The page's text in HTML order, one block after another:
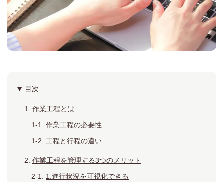
目次
作業工程とは
作業工程の必要性
工程と行程の違い
作業工程を管理する3つのメリット
1.進行状況を可視化できる